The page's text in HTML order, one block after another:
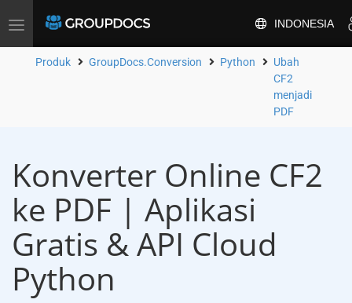
Alihkan
INDONESIA
Produk GroupDocs.Conversion Python
Ubah
CF2
menjadi
PDF
Konverter Online CF2
ke PDF | Aplikasi
Gratis & API Cloud
Python